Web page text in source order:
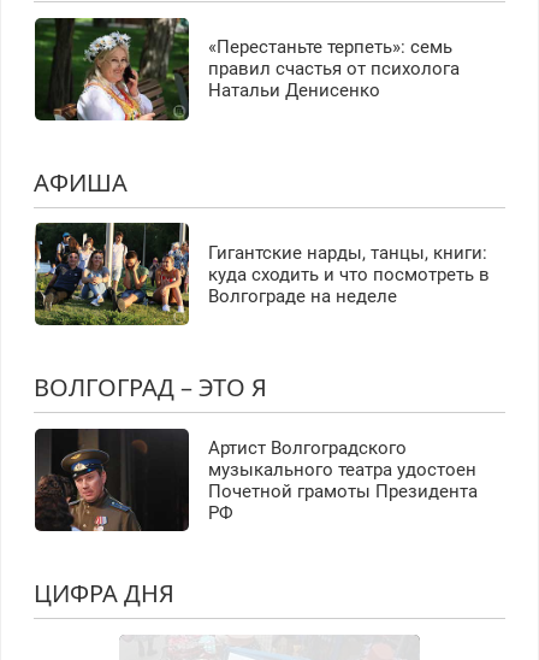
«Перестаньте терпеть»: семь
правил счастья от психолога
Натальи Денисенко
АФИША
Гигантские нарды, танцы, книги:
куда сходить и что посмотреть в
Волгограде на неделе
ВОЛГОГРАД – ЭТО Я
Артист Волгоградского
музыкального театра удостоен
Почетной грамоты Президента
РФ
ЦИФРА ДНЯ